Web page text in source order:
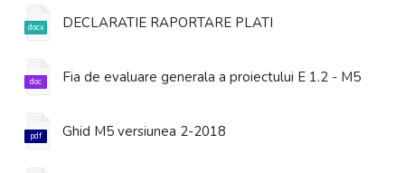
Contact DECLARATIE RAPORTARE PLATI
Fia de evaluare generala a proiectului E 1.2 - M5
Ghid M5 versiunea 2-2018